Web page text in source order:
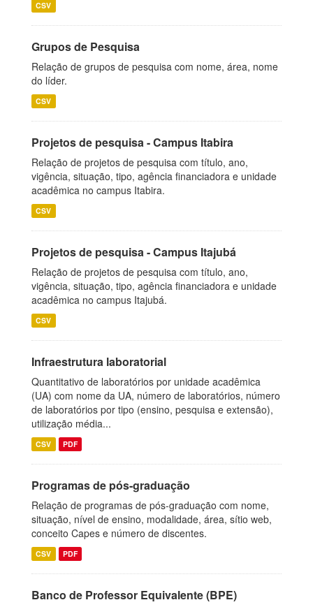
CSV
Grupos de Pesquisa
Relação de grupos de pesquisa com nome, área, nome
do líder.
CSV
Projetos de pesquisa - Campus Itabira
Relação de projetos de pesquisa com título, ano,
vigência, situação, tipo, agência financiadora e unidade
acadêmica no campus Itabira.
CSV
Projetos de pesquisa - Campus Itajubá
Relação de projetos de pesquisa com título, ano,
vigência, situação, tipo, agência financiadora e unidade
acadêmica no campus Itajubá.
CSV
Infraestrutura laboratorial
Quantitativo de laboratórios por unidade acadêmica
(UA) com nome da UA, número de laboratórios, número
de laboratórios por tipo (ensino, pesquisa e extensão),
utilização média...
CSV PDF
Programas de pós-graduação
Relação de programas de pós-graduação com nome,
situação, nível de ensino, modalidade, área, sítio web,
conceito Capes e número de discentes.
CSV PDF
Banco de Professor Equivalente (BPE)